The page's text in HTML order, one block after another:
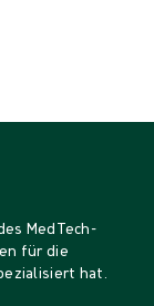
MedTech-
für die
hat.